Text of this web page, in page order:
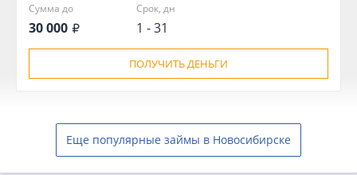
Сумма до
30 000
Срок, дн
1 - 31
ПОЛУЧИТЬ ДЕНЬГИ
Еще популярные займы в Новосибирске